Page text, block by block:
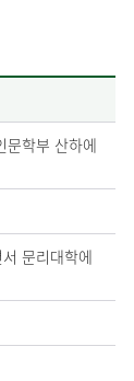
문학부 산하에
문리대학에